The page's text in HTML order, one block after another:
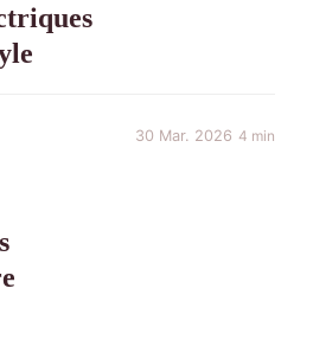
30 Mar. 2026 4 min